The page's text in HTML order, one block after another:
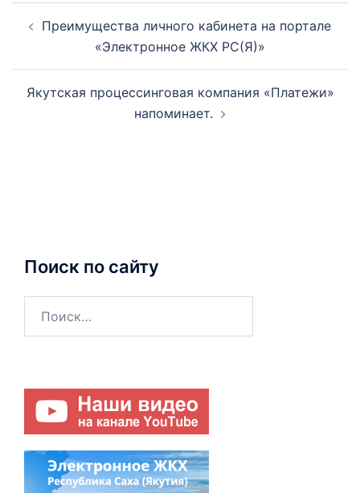
по Преимущества личного кабинета на портале
«Электронное ЖКХ РС(Я)»
Якутская процессинговая компания «Платежи»
напоминает.
Поиск по сайту